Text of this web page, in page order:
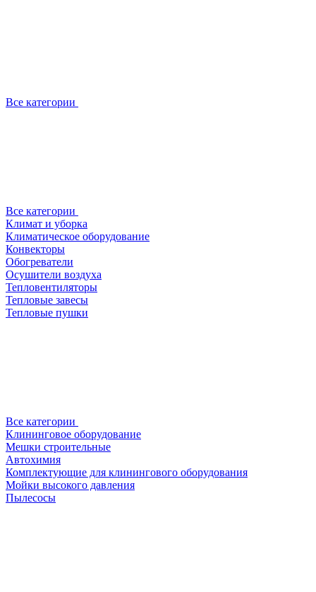
Все категории
Все категории
Климат и уборка
Климатическое оборудование
Конвекторы
Обогреватели
Осушители воздуха
Тепловентиляторы
Тепловые завесы
Тепловые пушки
Все категории
Клининговое оборудование
Мешки строительные
Автохимия
Комплектующие для клинингового оборудования
Мойки высокого давления
Пылесосы